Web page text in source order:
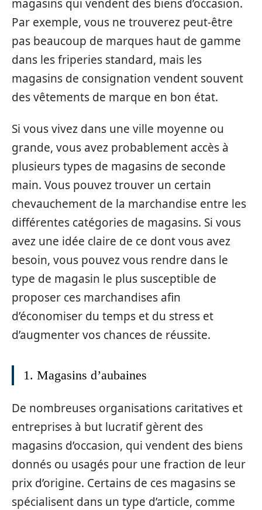
magasins qui vendent des biens d’occasion.
Par exemple, vous ne trouverez peut-être
pas beaucoup de marques haut de gamme
dans les friperies standard, mais les
magasins de consignation vendent souvent
des vêtements de marque en bon état.
Si vous vivez dans une ville moyenne ou
grande, vous avez probablement accès à
plusieurs types de magasins de seconde
main. Vous pouvez trouver un certain
chevauchement de la marchandise entre les
différentes catégories de magasins. Si vous
avez une idée claire de ce dont vous avez
besoin, vous pouvez vous rendre dans le
type de magasin le plus susceptible de
proposer ces marchandises afin
d’économiser du temps et du stress et
d’augmenter vos chances de réussite.
1. Magasins d’aubaines
De nombreuses organisations caritatives et
entreprises à but lucratif gèrent des
magasins d’occasion, qui vendent des biens
donnés ou usagés pour une fraction de leur
prix d’origine. Certains de ces magasins se
spécialisent dans un type d’article, comme